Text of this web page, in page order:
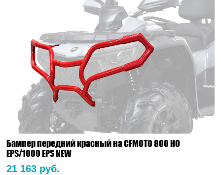
Бампер передний красный на CFMOTO 800 HO
EPS/1000 EPS NEW
21 163 руб.